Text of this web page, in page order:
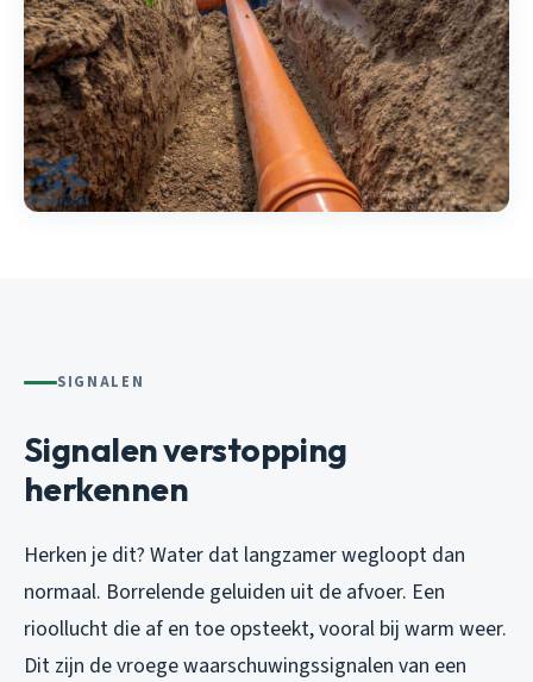
SIGNALEN
Signalen verstopping
herkennen
Herken je dit? Water dat langzamer wegloopt dan
normaal. Borrelende geluiden uit de afvoer. Een
rioollucht die af en toe opsteekt, vooral bij warm weer.
Dit zijn de vroege waarschuwingssignalen van een